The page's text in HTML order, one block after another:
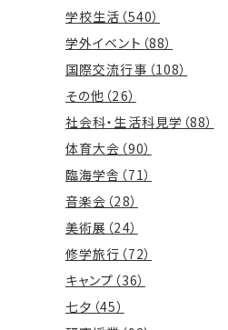
学校生活（540）
学外イベント（88）
国際交流行事（108）
その他（26）
社会科・生活科見学（88）
体育大会（90）
臨海学舎（71）
音楽会（28）
美術展（24）
修学旅行（72）
キャンプ（36）
七夕（45）